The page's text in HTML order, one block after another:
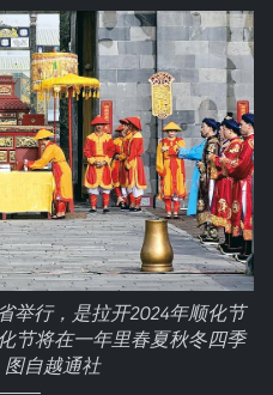
举行，是拉开2024年顺化节
节将在一年里春夏秋冬四季
图自越通社